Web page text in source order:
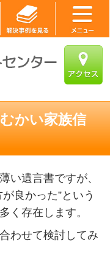
かい家族信
い遺言書ですが、
良かった”という
く存在します。
わせて検討してみ